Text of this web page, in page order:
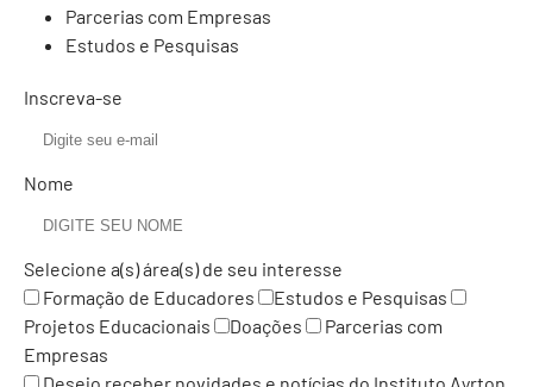
Parcerias com Empresas
Estudos e Pesquisas
Inscreva-se
Nome
Selecione a(s) área(s) de seu interesse
Formação de Educadores
Estudos e Pesquisas
Projetos Educacionais
Doações
Parcerias com
Empresas